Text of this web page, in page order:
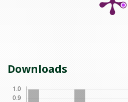
Downloads